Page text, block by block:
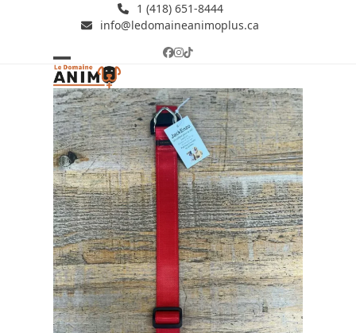
1 (418) 651-8444
info@ledomaineanimoplus.ca
Facebook
Instagram
Tiktok
Open
mobile
menu
Close
mobile
menu